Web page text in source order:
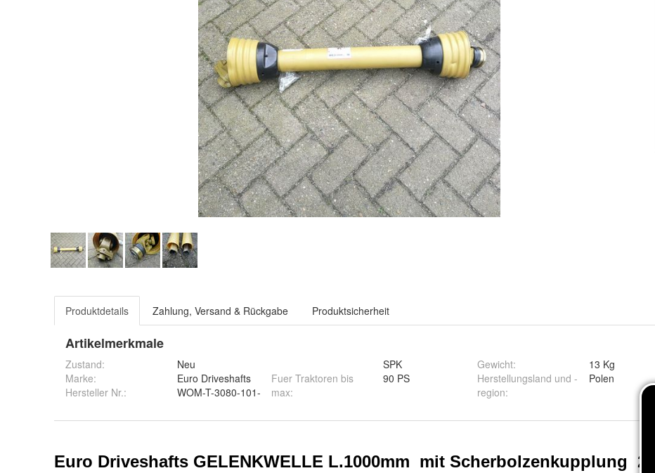
Produktdetails Zahlung, Versand & Rückgabe Produktsicherheit
Artikelmerkmale
Zustand:
Neu
Marke:
Euro Driveshafts
Hersteller Nr.:
WOM-T-3080-101-
SPK
Fuer Traktoren bis
max:
90 PS
Gewicht:
13 Kg
Herstellungsland und -
region:
Polen